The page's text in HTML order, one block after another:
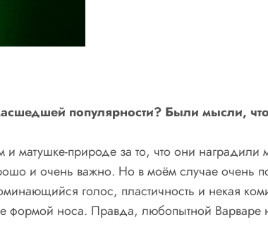
популярности? Были мысли,
природе за то, что они наградили
и очень важно. Но в моём случае очень
голос, пластичность и некая
формой носа. Правда, любопытной Варваре